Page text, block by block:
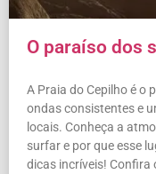
O paraíso dos
A Praia do Cepilho é o
ondas consistentes e
locais. Conheça a
surfar e por que esse
dicas incríveis! Confira